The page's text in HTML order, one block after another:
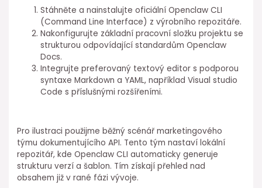
Stáhněte a⁢ nainstalujte oficiální Openclaw CLI
(Command Line Interface)⁤ z výrobního repozitáře.
Nakonfigurujte základní pracovní složku projektu se
strukturou odpovídající standardům Openclaw
Docs.
Integrujte preferovaný textový editor s podporou
syntaxe Markdown a YAML, například Visual studio
Code s⁤ příslušnými⁤ rozšířeními.
Pro ilustraci použijme běžný scénář marketingového
týmu dokumentujícího API. Tento tým nastaví⁢ lokální
repozitář, kde Openclaw CLI automaticky generuje
⁢strukturu verzí a⁢ šablon. Tím získají přehled nad
obsahem již ⁣v ⁤rané fázi vývoje.